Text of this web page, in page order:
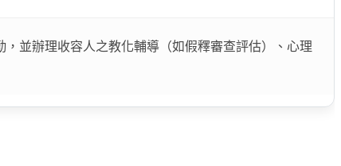
並辦理收容人之教化輔導（如假釋審查評估）、心理